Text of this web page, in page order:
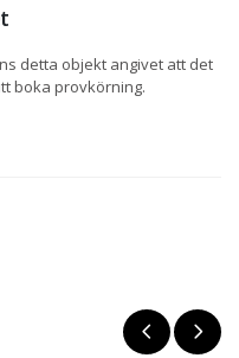
detta objekt angivet att det
boka provkörning.